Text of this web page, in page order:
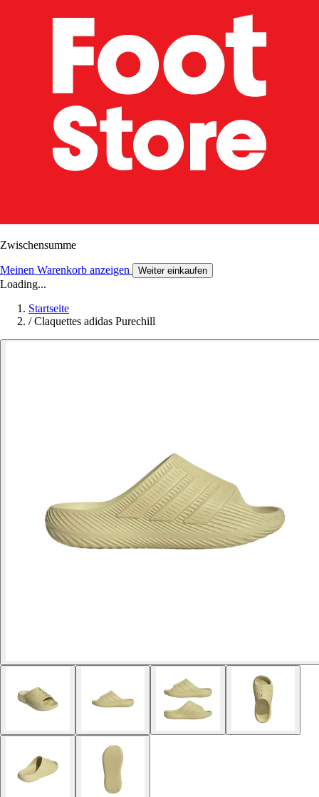
Zwischensumme
Meinen Warenkorb anzeigen Weiter einkaufen
Loading...
Startseite
/ Claquettes adidas Purechill